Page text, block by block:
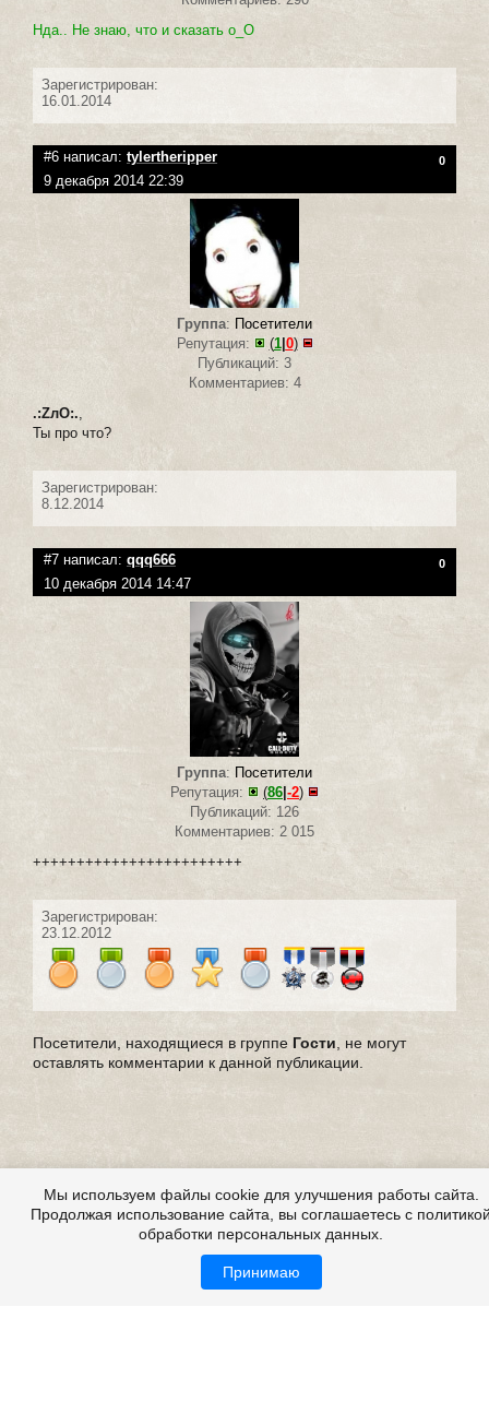
Нда.. Не знаю, что и сказать о_О
Зарегистрирован:
16.01.2014
#6 написал: tylertheripper 0
9 декабря 2014 22:39
Группа: Посетители
Репутация:
(1|0)
Публикаций: 3
Комментариев: 4
.:ZлO:.
Ты про что?
Зарегистрирован:
8.12.2014
#7 написал: qqq666 0
10 декабря 2014 14:47
Группа: Посетители
Репутация:
(86 -2)
Публикаций: 126
Комментариев: 2 015
++++++++++++++++++++++++
Зарегистрирован:
23.12.2012
Посетители, находящиеся в группе Гости, не могут
оставлять комментарии к данной публикации.
Мы используем файлы cookie для улучшения работы сайта.
Продолжая использование сайта, вы соглашаетесь с
обработки персональных данных.
Принимаю